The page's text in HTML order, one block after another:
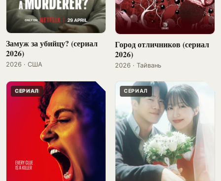
Замуж за убийцу? (сериал
2026)
2026 · США
Город отличников (сериал
2026)
2026 · Тайвань
СЕРИАЛ СЕРИАЛ